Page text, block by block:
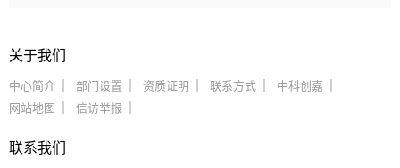
关于我们
中心简介 部门设置 资质证明 联系方式
中科创嘉
网站地图
信访举报
联系我们